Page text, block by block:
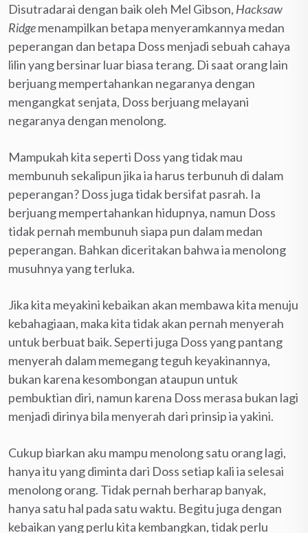
Disutradarai dengan baik oleh Mel Gibson, Hacksaw
Ridgemenampilkan betapa menyeramkannya medan
peperangan dan betapa Doss menjadi sebuah cahaya
lilin yang bersinar luar biasa terang. Di saat orang lain
berjuang mempertahankan negaranya dengan
mengangkat senjata, Doss berjuang melayani
negaranya dengan menolong.
Mampukah kita seperti Doss yang tidak mau
membunuh sekalipun jika ia harus terbunuh di dalam
peperangan? Doss juga tidak bersifat pasrah. Ia
berjuang mempertahankan hidupnya, namun Doss
tidak pernah membunuh siapa pun dalam medan
peperangan. Bahkan diceritakan bahwa ia menolong
musuhnya yang terluka.
Jika kita meyakini kebaikan akan membawa kita menuju
kebahagiaan, maka kita tidak akan pernah menyerah
untuk berbuat baik. Seperti juga Doss yang pantang
menyerah dalam memegang teguh keyakinannya,
bukan karena kesombongan ataupun untuk
pembuktian diri, namun karena Doss merasa bukan lagi
menjadi dirinya bila menyerah dari prinsip ia yakini.
Cukup biarkan aku mampu menolong satu orang lagi,
hanya itu yang diminta dari Doss setiap kali ia selesai
menolong orang. Tidak pernah berharap banyak,
hanya satu hal pada satu waktu. Begitu juga dengan
kebaikan yang perlu kita kembangkan, tidak perlu